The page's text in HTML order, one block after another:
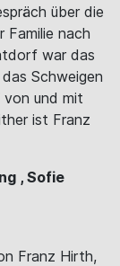
über die
Familie nach
war das
Schweigen
von und mit
ist Franz
, Sofie
Franz Hirth,